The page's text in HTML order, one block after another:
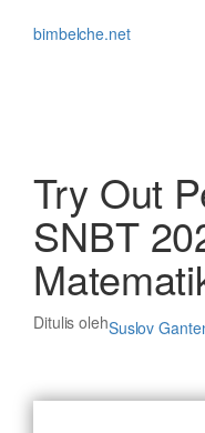
bimbelche.net
Try Out
SNBT
Ditulis olehSuslov